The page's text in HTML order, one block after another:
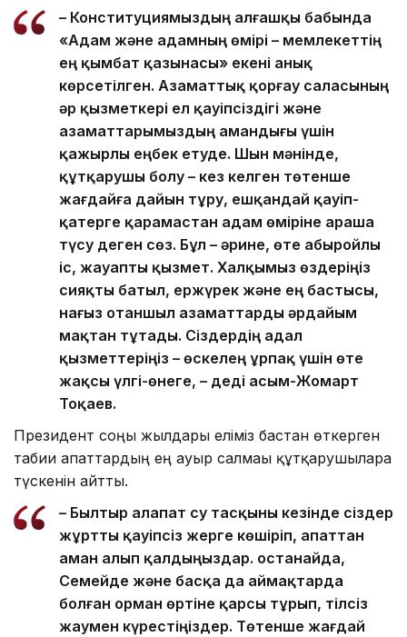
– Конституциямыздың алғашқы бабында
«Адам және адамның өмірі – мемлекеттің
ең қымбат қазынасы» екені анық
көрсетілген. Азаматтық қорғау саласының
әр қызметкері ел қауіпсіздігі және
азаматтарымыздың амандығы үшін
қажырлы еңбек етуде. Шын мәнінде,
құтқарушы болу – кез келген төтенше
жағдайға дайын тұру, ешқандай қауіп-
қатерге қарамастан адам өміріне араша
түсу деген сөз. Бұл – әрине, өте абыройлы
іс, жауапты қызмет. Халқымыз өздеріңіз
сияқты батыл, ержүрек және ең бастысы,
нағыз отаншыл азаматтарды әрдайым
мақтан тұтады. Сіздердің адал
қызметтеріңіз – өскелең ұрпақ үшін өте
жақсы үлгі-өнеге, – деді Қасым-Жомарт
Тоқаев.
Президент соңғы жылдары еліміз бастан өткерген
табиғи апаттардың ең ауыр салмағы құтқарушыларға
түскенін айтты.
– Былтыр алапат су тасқыны кезінде сіздер
жұртты қауіпсіз жерге көшіріп, апаттан
аман алып қалдыңыздар. Қостанайда,
Семейде және басқа да аймақтарда
болған орман өртіне қарсы тұрып, тілсіз
жаумен күрестіңіздер. Төтенше жағдай